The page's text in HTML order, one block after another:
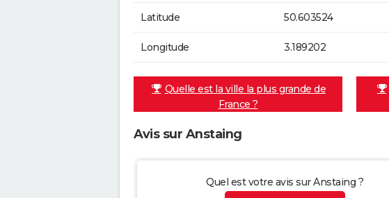
Latitude 50.603524
Longitude 3.189202
Quelle est la ville la plus grande de
France ?
Avis sur Anstaing
Quel est votre avis sur Anstaing ?